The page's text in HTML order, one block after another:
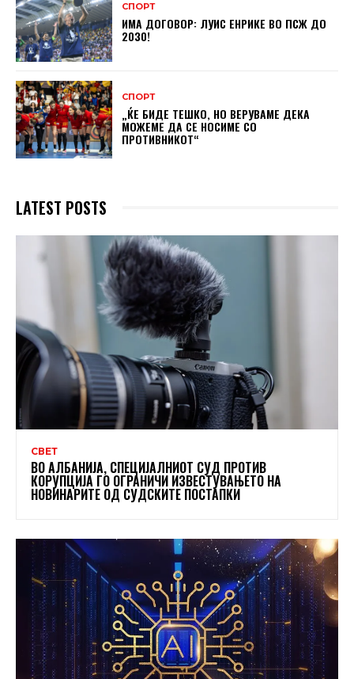
СПОРТ
ИМА ДОГОВОР: ЛУИС ЕНРИКЕ ВО ПСЖ ДО
2030!
СПОРТ
„ЌЕ БИДЕ ТЕШКО, НО ВЕРУВАМЕ ДЕКА
МОЖЕМЕ ДA СЕ НОСИМЕ СО
ПРОТИВНИКОТ“
LATEST POSTS
СВЕТ
ВО АЛБАНИЈА, СПЕЦИЈАЛНИОТ СУД ПРОТИВ
КОРУПЦИЈА ГО ОГРАНИЧИ ИЗВЕСТУВАЊЕТО НА
НОВИНАРИТЕ ОД СУДСКИТЕ ПОСТАПКИ